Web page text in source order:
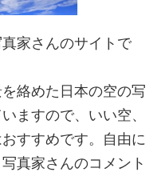
家さんのサイトで
絡めた日本の空の写
ますので、いい空、
すすめです。自由に
真家さんのコメント